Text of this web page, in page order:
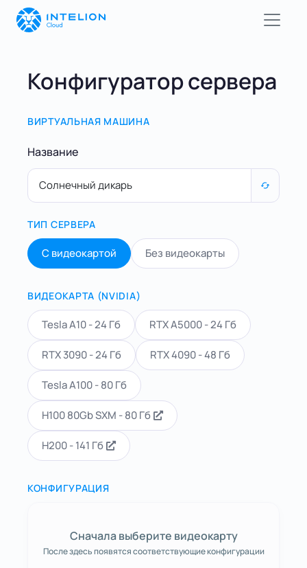
Конфигуратор сервера
ВИРТУАЛЬНАЯ МАШИНА
Название
ТИП СЕРВЕРА
С видеокартой Без видеокарты
ВИДЕОКАРТА (NVIDIA)
Tesla A10 - 24 Гб RTX A5000 - 24 Гб
RTX 3090 - 24 Гб RTX 4090 - 48 Гб
Tesla A100 - 80 Гб
H100 80Gb SXM - 80 Гб
H200 - 141 Гб
КОНФИГУРАЦИЯ
Сначала выберите видеокарту
После здесь появятся соответствующие конфигурации